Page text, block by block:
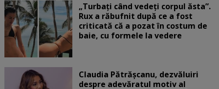
„Turbați când vedeți corpul ăsta”.
Rux a răbufnit după ce a fost
criticată că a pozat în costum de
baie, cu formele la vedere
Claudia Pătrășcanu, dezvăluiri
despre adevăratul motiv al